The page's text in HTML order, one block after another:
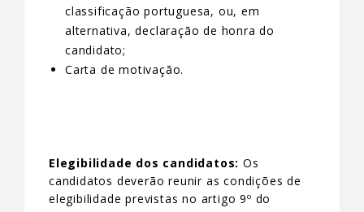
classificação portuguesa, ou, em
alternativa, declaração de honra do
candidato;
Carta de motivação.
Elegibilidade dos candidatos: Os
candidatos deverão reunir as condições de
elegibilidade previstas no artigo 9º do